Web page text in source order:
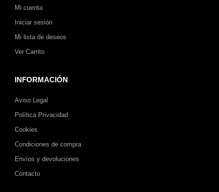
Mi cuenta
Iniciar sesión
Mi lista de deseos
Ver Carrito
INFORMACIÓN
Aviso Legal
Política Privacidad
Cookies
Condiciones de compra
Envíos y devoluciones
Contacto